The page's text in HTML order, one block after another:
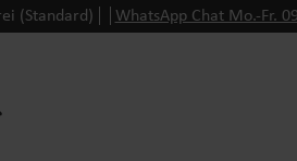
(Standard) WhatsApp Chat Mo.-Fr.